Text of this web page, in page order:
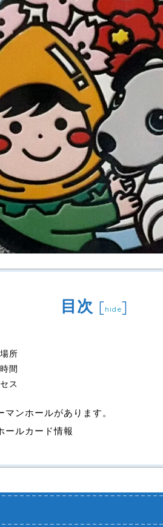
目次 [hide]
所
間
ス
マンホールがあります。
ールカード情報